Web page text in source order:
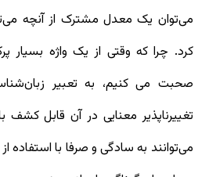
می‌توان یک معدل مشترک از آنچه
کرد. چرا که وقتی از یک واژه بسیار
صحبت می کنیم، به تعبیر
تغییرناپذیر معنایی در آن قابل کشف
می‌توانند به سادگی و صرفا با استفاده